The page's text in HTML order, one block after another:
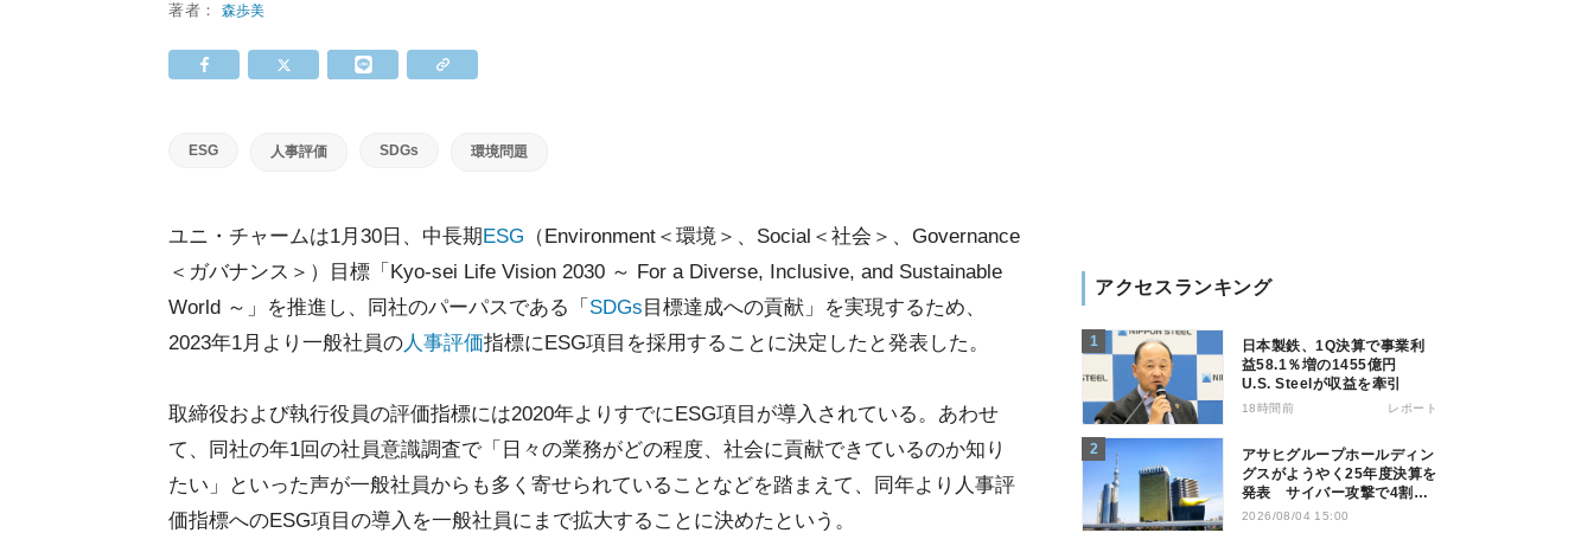
著者：森歩美
ESG 人事評価 SDGs 環境問題
ユニ・チャームは1月30日、中長期ESG （Environment＜環境＞、Social＜社会＞、Governance
＜ガバナンス＞）目標「Kyo-sei Life Vision 2030 ～ For a Diverse, Inclusive, and Sustainable
World ～」を推進し、同社のパーパスである「 SDGs目標達成への貢献」を実現するため、
2023年1月より一般社員の人事評価指標にESG項目を採用することに決定したと発表した。
取締役および執行役員の評価指標には2020年よりすでにESG項目が導入されている。あわせ
て、同社の年1回の社員意識調査で「日々の業務がどの程度、社会に貢献できているのか知り
たい」といった声が一般社員からも多く寄せられていることなどを踏まえて、同年より人事評
価指標へのESG項目の導入を一般社員にまで拡大することに決めたという。
アクセスランキング
日本製鉄、1Q決算で事業利
益58.1％増の1455億円
U.S. Steelが収益を牽引
18時間前 レポート
アサヒグループホールディン
グスがようやく25年度決算を
発表 サイバー攻撃で4割減
益
2026/08/04 15:00